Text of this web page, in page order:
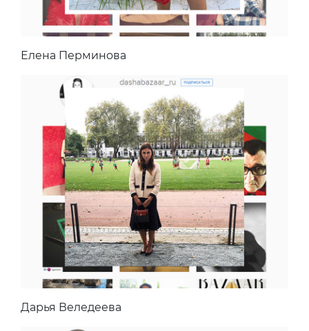
Елена Перминова
Дарья Веледеева